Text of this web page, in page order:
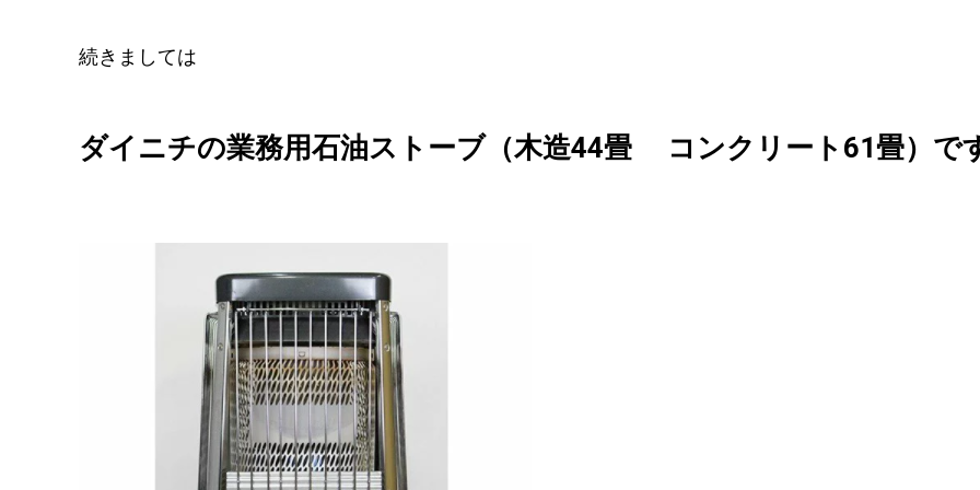
続きましては
ダイニチの業務用石油ストーブ（木造44畳 コンクリート61畳）で